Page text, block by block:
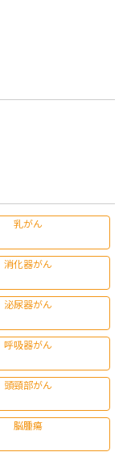
乳がん
消化器がん
泌尿器がん
呼吸器がん
頭頸部がん
脳腫瘍